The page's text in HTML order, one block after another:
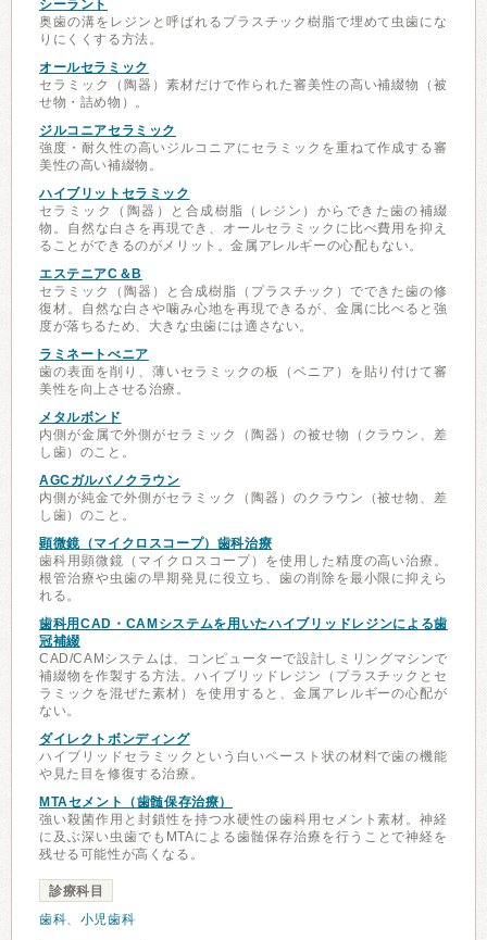
シーラント
奥歯の溝をレジンと呼ばれるプラスチック樹脂で埋めて虫歯にな
りにくくする方法。
オールセラミック
セラミック（陶器）素材だけで作られた審美性の高い補綴物（被
せ物・詰め物）。
ジルコニアセラミック
強度・耐久性の高いジルコニアにセラミックを重ねて作成する審
美性の高い補綴物。
ハイブリットセラミック
セラミック（陶器）と合成樹脂（レジン）からできた歯の補綴
物。自然な白さを再現でき、オールセラミックに比べ費用を抑え
ることができるのがメリット。金属アレルギーの心配もない。
エステニアC＆B
セラミック（陶器）と合成樹脂（プラスチック）でできた歯の修
復材。自然な白さや噛み心地を再現できるが、金属に比べると強
度が落ちるため、大きな虫歯には適さない。
ラミネートべニア
歯の表面を削り、薄いセラミックの板（ベニア）を貼り付けて審
美性を向上させる治療。
メタルボンド
内側が金属で外側がセラミック（陶器）の被せ物（クラウン、差
し歯）のこと。
AGCガルバノクラウン
内側が純金で外側がセラミック（陶器）のクラウン（被せ物、差
し歯）のこと。
顕微鏡（マイクロスコープ）歯科治療
歯科用顕微鏡（マイクロスコープ）を使用した精度の高い治療。
根管治療や虫歯の早期発見に役立ち、歯の削除を最小限に抑えら
れる。
歯科用CAD・CAMシステムを用いたハイブリッドレジンによる歯
冠補綴
CAD/CAMシステムは、コンピューターで設計しミリングマシンで
補綴物を作製する方法。ハイブリッドレジン（プラスチックとセ
ラミックを混ぜた素材）を使用すると、金属アレルギーの心配が
ない。
ダイレクトボンディング
ハイブリッドセラミックという白いペースト状の材料で歯の機能
や見た目を修復する治療。
MTAセメント（歯髄保存治療）
強い殺菌作用と封鎖性を持つ水硬性の歯科用セメント素材。神経
に及ぶ深い虫歯でもMTAによる歯髄保存治療を行うことで神経を
残せる可能性が高くなる。
診療科目
歯科、 小児歯科